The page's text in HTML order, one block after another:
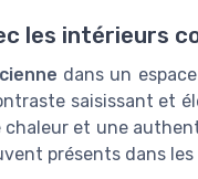
les intérieurs
dans un
saisissant et
chaleur et une
présents dans